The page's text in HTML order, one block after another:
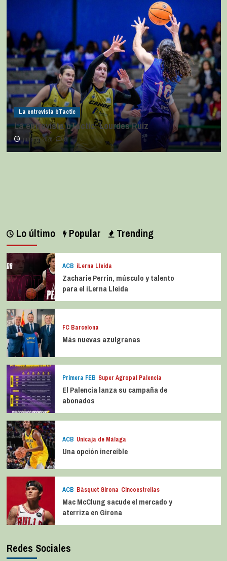
La entrevista bTactic
La entrevista bTactic: Lourdes Ruiz
julio 11, 2026 0
Lo último Popular Trending
ACB iLerna Lleida
Zacharie Perrin, músculo y talento
para el iLerna Lleida
FC Barcelona
Más nuevas azulgranas
Primera FEB Super Agropal Palencia
El Palencia lanza su campaña de
abonados
ACB Unicaja de Málaga
Una opción increíble
ACB Bàsquet Girona Cincoestrellas
Mac McClung sacude el mercado y
aterriza en Girona
Redes Sociales